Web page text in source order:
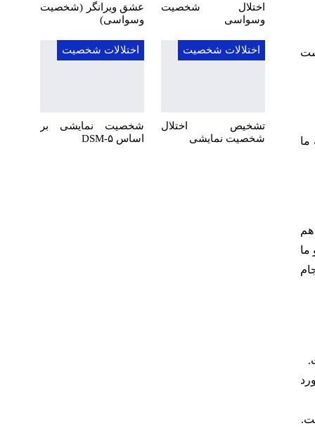
ما
هم
ما
اختلال شخصیت
وسواسی
عشق ویرانگر (شخصیت
وسواسی)
اختلالات شخصیت
تشخیص اختلال
شخصیت نمایشی
اختلالات شخصیت
شخصیت نمایشی بر
اساس DSM-۵